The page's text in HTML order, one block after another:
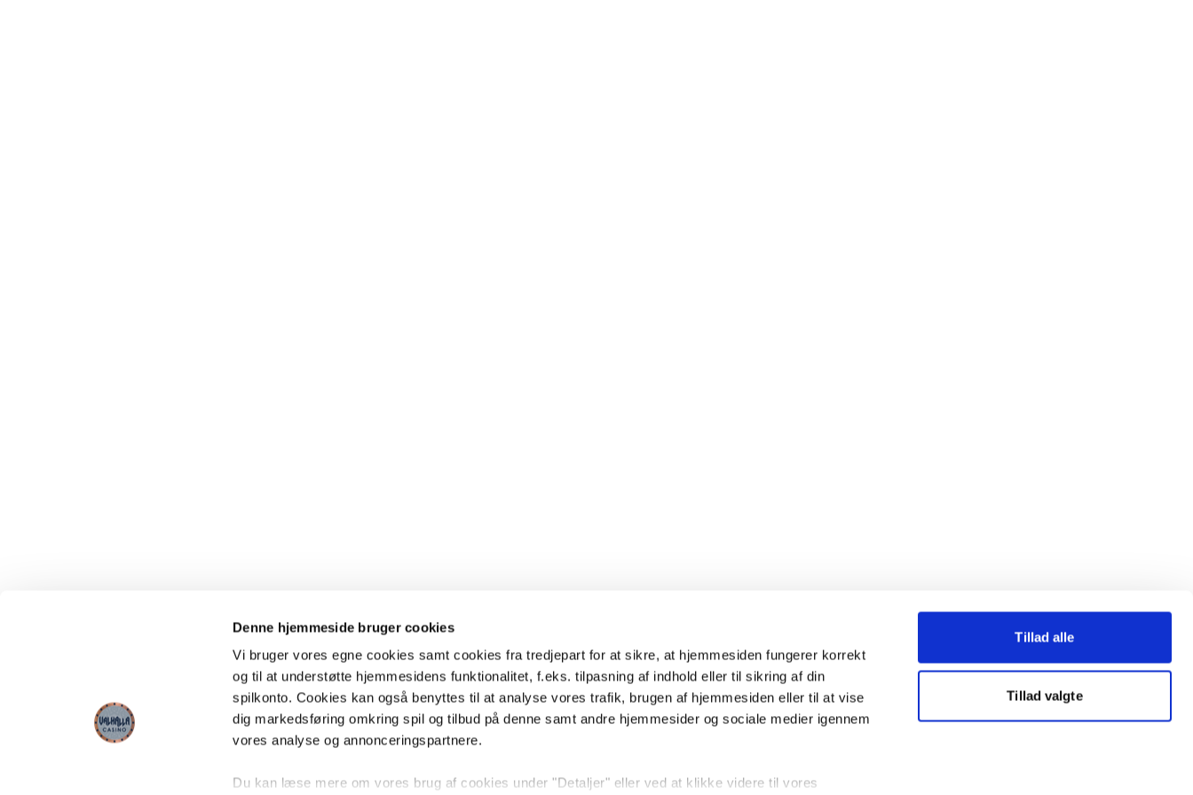
Denne hjemmeside bruger cookies
Vi bruger vores egne cookies samt cookies fra tredjepart for at sikre, at hjemmesiden fungerer korrekt
og til at understøtte hjemmesidens funktionalitet, f.eks. tilpasning af indhold eller til sikring af din
spilkonto. Cookies kan også benyttes til at analyse vores trafik, brugen af hjemmesiden eller til at vise
dig markedsføring omkring spil og tilbud på denne samt andre hjemmesider og sociale medier igennem
vores analyse og annonceringspartnere.
Du kan læse mere om vores brug af cookies under "Detaljer" eller ved at klikke videre til vores
Tillad alle
Tillad valgte